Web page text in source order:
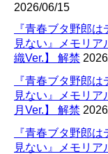
2026/06/15
『青春ブタ野郎
見ない』メモリア
織Ver.】 解禁
『青春ブタ野郎
見ない』メモリア
月Ver.】 解禁
『青春ブタ野郎
見ない』メモリア